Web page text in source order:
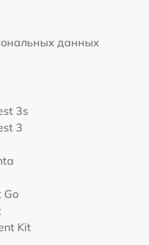
данных
3s
3
Go
Kit